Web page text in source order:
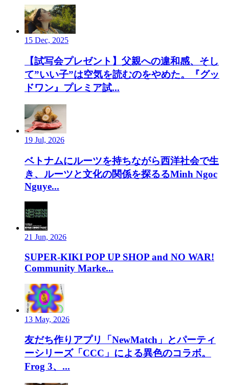
15 Dec, 2025
【試写会プレゼント】父親への違和感、そし
て”いい子”は空気を読むのをやめた。『グッ
ドワン』プレミア試...
19 Jul, 2026
ベトナムにルーツを持ちながら西洋社会で生
き、ルーツと文化の関係を探るるMinh Ngoc
Nguye...
21 Jun, 2026
SUPER-KIKI POP UP SHOP and NO WAR!
Community Marke...
13 May, 2026
友だち作りアプリ「NewMatch」とパーティ
ーシリーズ「CCC」による異色のコラボ。
Frog 3、...